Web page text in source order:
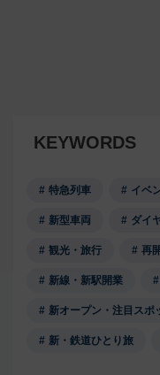
KEYWORDS
特急列車 イベ
新型車両 ダイ
観光・旅行 再
新線・新駅開業
新オープン・注目スポ
新・鉄道ひとり旅